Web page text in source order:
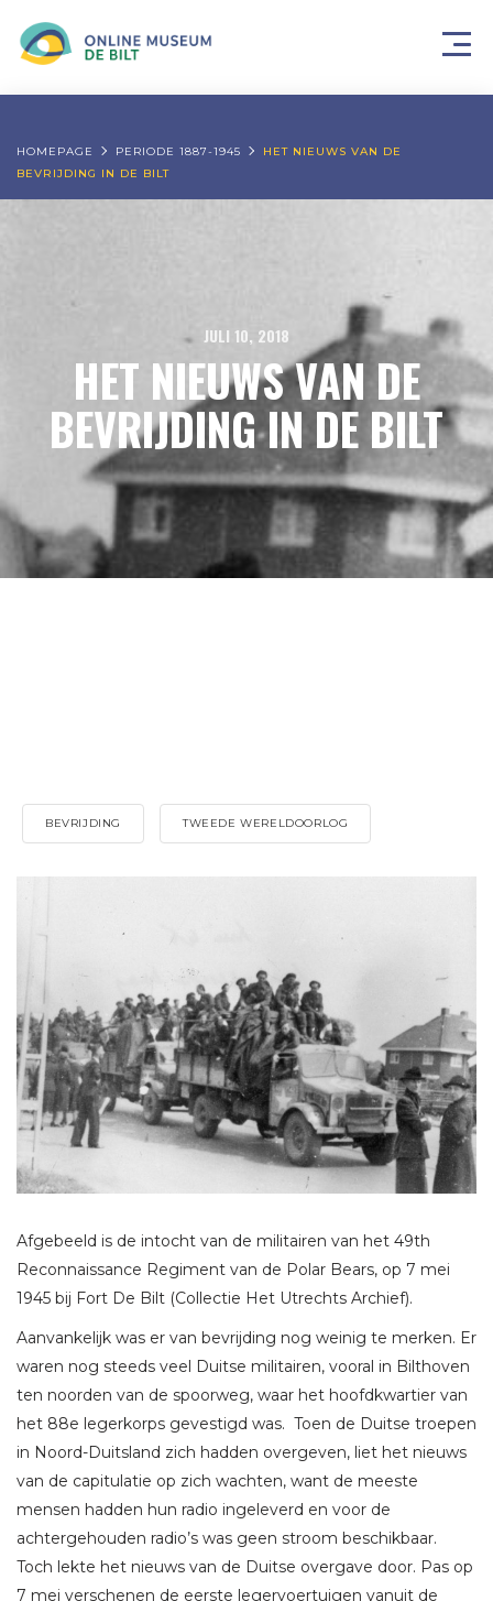
HOMEPAGE PERIODE 1887-1945
HET NIEUWS VAN DE
BEVRIJDING IN DE BILT
JULI 10, 2018
HET NIEUWS VAN DE
BEVRIJDING IN DE BILT
BEVRIJDING TWEEDE WERELDOORLOG
Afgebeeld is de intocht van de militairen van het 49th
Reconnaissance Regiment van de Polar Bears, op 7 mei
1945 bij Fort De Bilt (Collectie Het Utrechts Archief).
Aanvankelijk was er van bevrijding nog weinig te merken. Er
waren nog steeds veel Duitse militairen, vooral in Bilthoven
ten noorden van de spoorweg, waar het hoofdkwartier van
het 88e legerkorps gevestigd was. Toen de Duitse troepen
in Noord-Duitsland zich hadden overgeven, liet het nieuws
van de capitulatie op zich wachten, want de meeste
mensen hadden hun radio ingeleverd en voor de
achtergehouden radio’s was geen stroom beschikbaar.
Toch lekte het nieuws van de Duitse overgave door. Pas op
7 mei verschenen de eerste legervoertuigen vanuit de